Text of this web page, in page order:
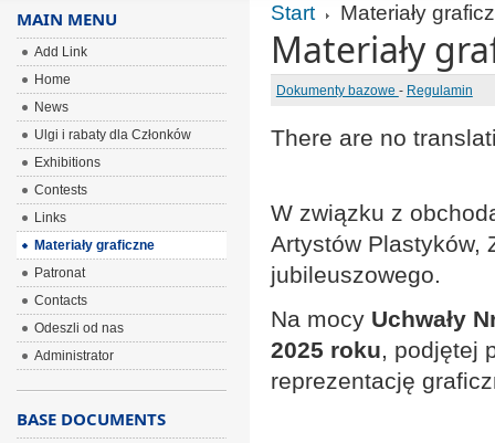
Start Materiały
Materiały
Dokumenty bazowe - Regulamin
There are no
W związku z
Artystów Plastyków,
jubileuszowego.
Na mocy Uchwały
2025 roku, podjętej
reprezentację
MAIN MENU
Add Link
Home
News
Ulgi i rabaty dla Członków
Exhibitions
Contests
Links
Materiały graficzne
Patronat
Contacts
Odeszli od nas
Administrator
BASE DOCUMENTS